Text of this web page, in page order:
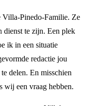
Villa-Pinedo-Familie. Ze
dienst te zijn. Een plek
ik in een situatie
redactie jou
delen. En misschien
wij een vraag hebben.